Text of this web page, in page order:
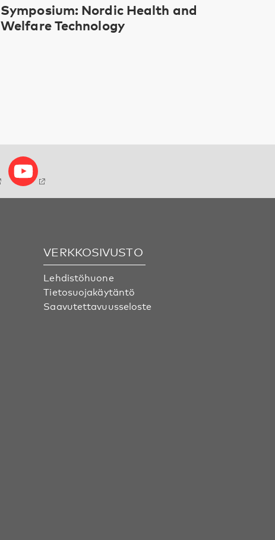
Symposium: Nordic Health and
Welfare Technology
VERKKOSIVUSTO
Lehdistöhuone
Tietosuojakäytäntö
Saavutettavuusseloste